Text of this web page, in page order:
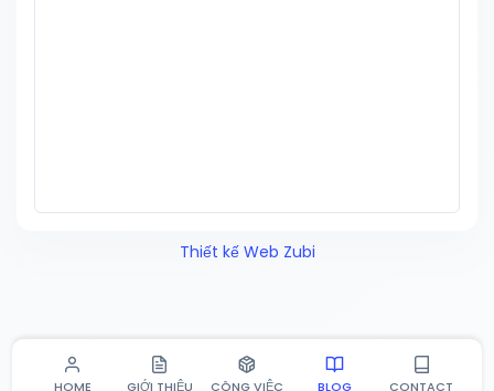
HOME GIỚI THIỆU CÔNG VIỆC BLOG CONTACT
Thiết kế Web Zubi